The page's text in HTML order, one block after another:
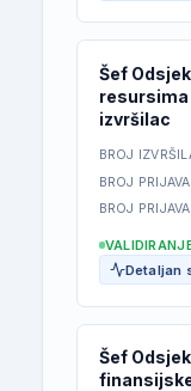
Šef
resursima
izvršilac
BROJ
BROJ
BROJ
Detaljan
Šef